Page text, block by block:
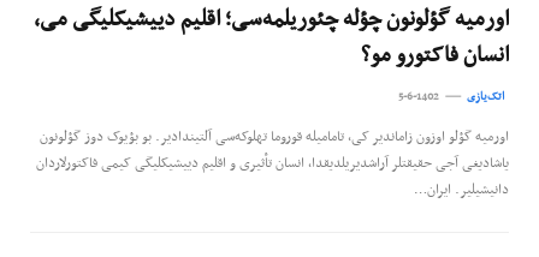
اورمیه گؤلونون چؤله چئوریلمه‌سی؛ اقلیم ديیشیکلیگی می،
انسان فاکتورو مو؟
اتک‌یازی 5-6-1402
اورمیه گؤلو اوزون زاماندیر کی، تامامیله قوروما تهلوکه‌‌‌سی آلتیندادیر. بو بؤیوک دوز گؤلونون
یاشادیغی آجی حقیقتلر آراشدیریلدیقدا، انسان تأثیری و اقلیم ديیشیکلیگی کیمی فاکتورلاردان
دانیشیلیر. ایران…